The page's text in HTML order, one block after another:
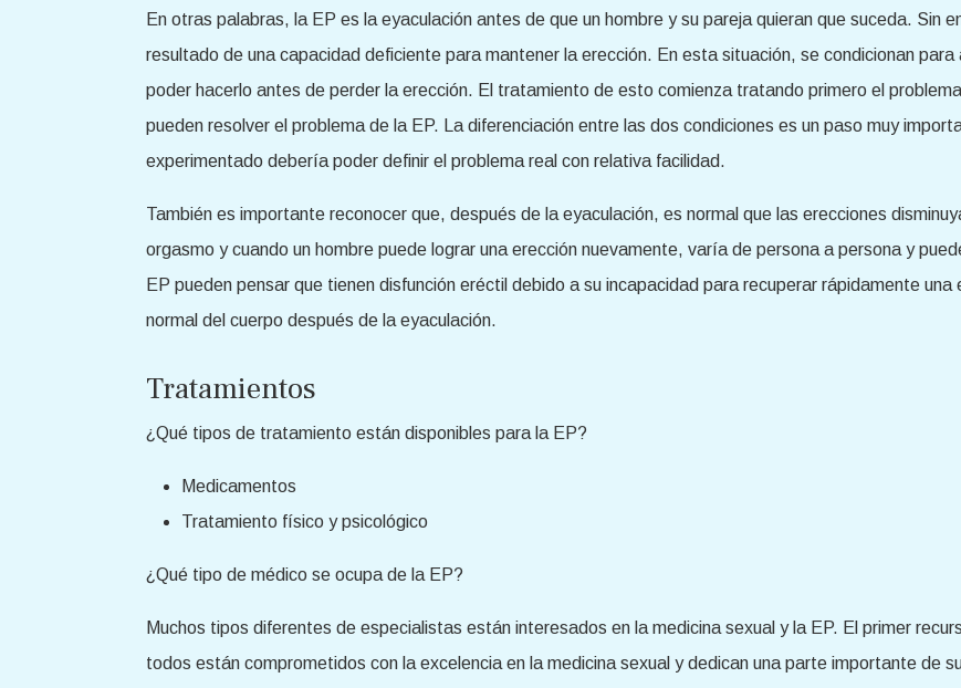
En otras palabras, la EP es la eyaculación antes de que un hombre y su pareja quieran que suceda. Sin
resultado de una capacidad deficiente para mantener la erección. En esta situación, se condicionan
poder hacerlo antes de perder la erección. El tratamiento de esto comienza tratando primero el
pueden resolver el problema de la EP. La diferenciación entre las dos condiciones es un paso muy
experimentado debería poder definir el problema real con relativa facilidad.
También es importante reconocer que, después de la eyaculación, es normal que las erecciones
orgasmo y cuando un hombre puede lograr una erección nuevamente, varía de persona a persona y
EP pueden pensar que tienen disfunción eréctil debido a su incapacidad para recuperar rápidamente
normal del cuerpo después de la eyaculación.
Tratamientos
¿Qué tipos de tratamiento están disponibles para la EP?
Medicamentos
Tratamiento físico y psicológico
¿Qué tipo de médico se ocupa de la EP?
Muchos tipos diferentes de especialistas están interesados en la medicina sexual y la EP. El primer
todos están comprometidos con la excelencia en la medicina sexual y dedican una parte importante de